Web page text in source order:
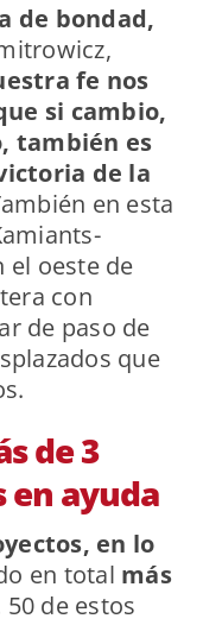
de bondad,
fe nos
si cambio,
también es
de la
en esta
el oeste de
con
de paso de
que
de 3
en ayuda
en lo
en total más
50 de estos